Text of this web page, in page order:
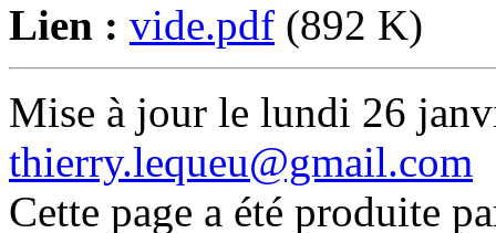
Lien : vide.pdf (892 K)
Mise à jour le lundi 26
thierry.lequeu@gmail.com
Cette page a été produite